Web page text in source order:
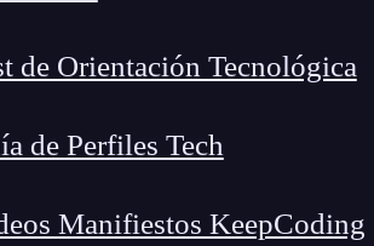
de Orientación Tecnológica
de Perfiles Tech
Manifiestos KeepCoding
conexiones directas con
y Web USB: interacción con
biométricos: identificación y
sin sacrificar la sencillez y